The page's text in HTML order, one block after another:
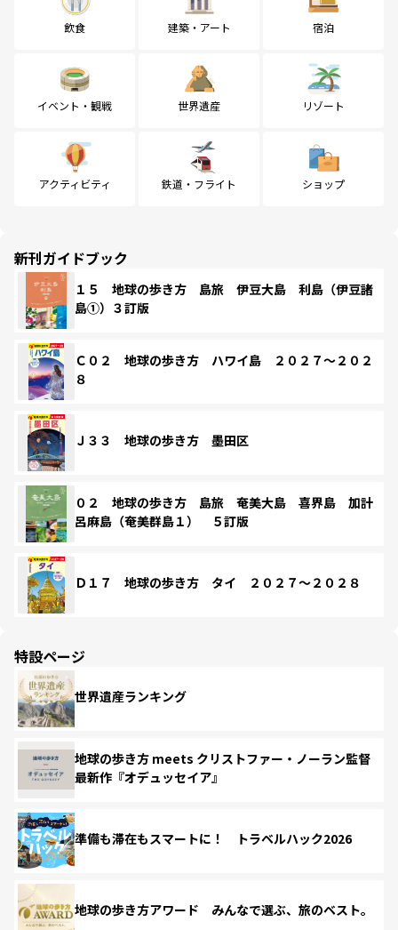
飲食 建築・アート 宿泊
イベント・観戦 世界遺産 リゾート
アクティビティ 鉄道・フライト ショップ
新刊ガイドブック
１５ 地球の歩き方 島旅 伊豆大島 利島（伊豆諸
島①）３訂版
Ｃ０２ 地球の歩き方 ハワイ島 ２０２７～２０２
８
Ｊ３３ 地球の歩き方 墨田区
０２ 地球の歩き方 島旅 奄美大島 喜界島 加計
呂麻島（奄美群島１） ５訂版
Ｄ１７ 地球の歩き方 タイ ２０２７～２０２８
特設ページ
世界遺産ランキング
地球の歩き方 meets クリストファー・ノーラン監督
最新作『オデュッセイア』
準備も滞在もスマートに！ トラベルハック2026
地球の歩き方アワード みんなで選ぶ、旅のベスト。